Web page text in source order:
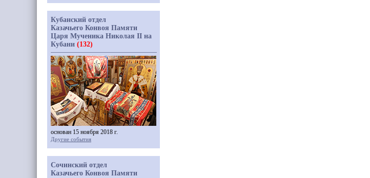
Кубанский отдел
Казачьего Конвоя Памяти
Царя Мученика Николая II на
Кубани (132)
основан 15 ноября 2018 г.
Другие события
Сочинский отдел
Казачьего Конвоя Памяти